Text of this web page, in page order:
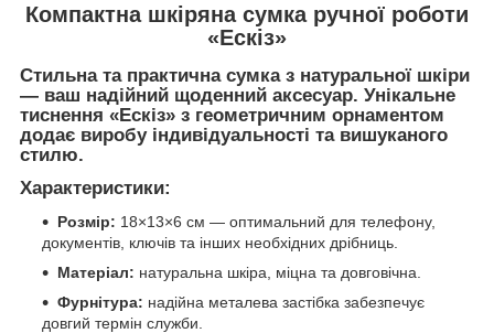
Компактна шкіряна сумка ручної роботи
«Ескіз»
Стильната практичнасумка з натуральної шкіри
— ваш надійний щоденний аксесуар. Унікальне
тиснення «Ескіз» з геометричним орнаментом
додає виробу індивідуальності та вишуканого
стилю.
Характеристики:
Розмір: 18×13×6 см — оптимальний для телефону,
документів, ключів та інших необхідних дрібниць.
Матеріал: натуральна шкіра, міцна та довговічна.
Фурнітура: надійна металева застібка забезпечує
довгий термін служби.